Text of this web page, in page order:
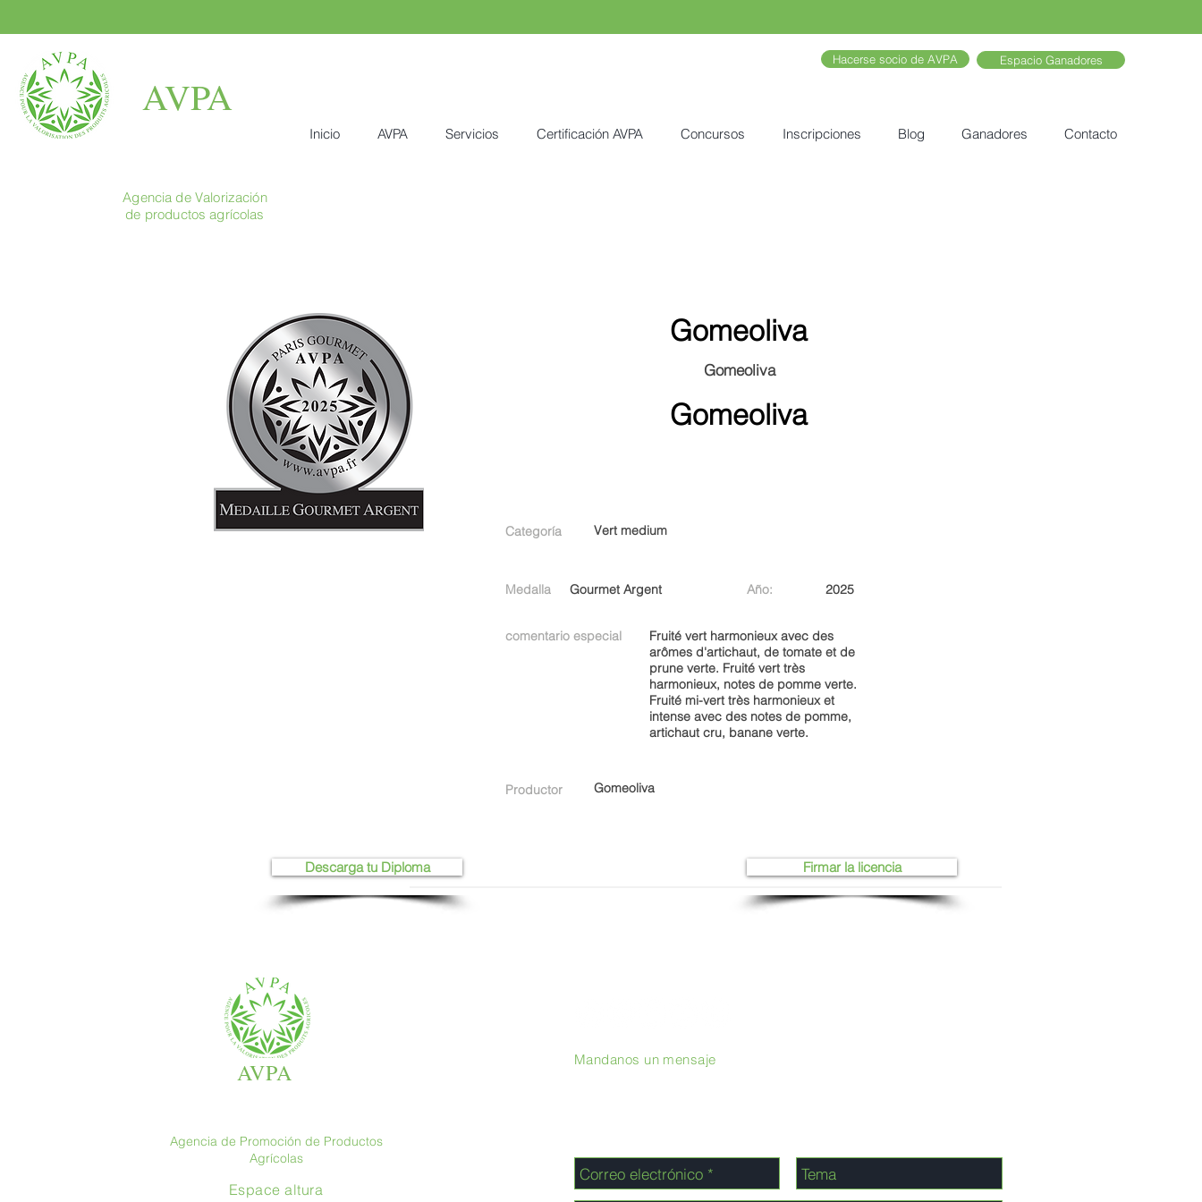
AVPA
Hacerse socio de AVPA Espacio Ganadores
Inicio AVPA Servicios Certificación AVPA Concursos Inscripciones Blog Ganadores Contacto
Agencia de Valorización
de productos agrícolas
Gomeoliva
Gomeoliva
Gomeoliva
Categoría Vert medium
Medalla Gourmet Argent Año: 2025
comentario especial
Fruité vert harmonieux avec des
arômes d'artichaut, de tomate et de
prune verte. Fruité vert très
harmonieux, notes de pomme verte.
Fruité mi-vert très harmonieux et
intense avec des notes de pomme,
artichaut cru, banane verte.
Productor Gomeoliva
Firmar la licencia
Descarga tu Diploma
AVPA
Agencia de Promoción de Productos
Agrícolas
Espace altura
Mandanos un mensaje